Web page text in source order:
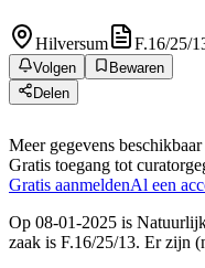
Hilversum F.16/25/
Volgen
Bewaren
Delen
Meer gegevens
Gratis toegang tot
Gratis aanmeldenAl een
Op 08-01-2025 is
zaak is F.16/25/13. Er zijn